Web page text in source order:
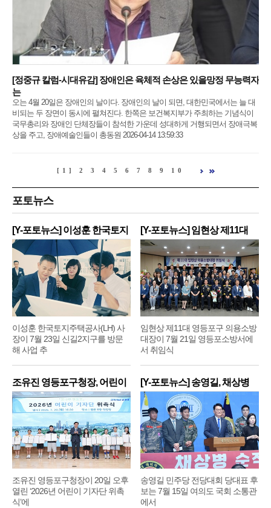
[정중규 칼럼-시대유감] 장애인은 육체적 손상은 있을망정 무능력자
는
오는 4월 20일은 장애인의 날이다. 장애인의 날이 되면, 대한민국에서는 늘 대
비되는 두 장면이 동시에 펼쳐진다. 한쪽은 보건복지부가 주최하는 기념식이
국무총리와 장애인 단체장들이 참석한 가운데 성대하게 거행되면서 장애극복
상을 주고, 장애예술인들이 총동원 2026-04-14 13:59:33
[1] 2 3 4 5 6 7 8 9 10
포토뉴스
[Y-포토뉴스] 이성훈 한국토지
주
이성훈 한국토지주택공사(LH) 사
장이 7월 23일 신길2지구를 방문
해 사업 추
[Y-포토뉴스] 임현상 제11대
영
임현상 제11대 영등포구 의용소방
대장이 7월 21일 영등포소방서에
서 취임식
조유진 영등포구청장, 어린이
기
조유진 영등포구청장이 20일 오후
열린 ‘2026년 어린이 기자단 위촉
식’에
[Y-포토뉴스] 송영길, 채상병
순
송영길 민주당 전당대회 당대표 후
보는 7월 15일 여의도 국회 소통관
에서